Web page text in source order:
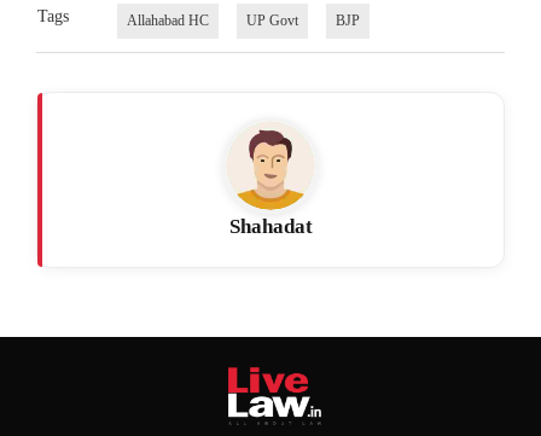
Tags Allahabad HC UP Govt BJP
Shahadat